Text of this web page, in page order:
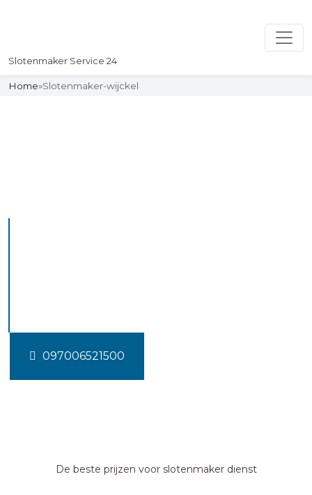
Slotenmaker Service 24
Home»Slotenmaker-wijckel
097006521500
De beste prijzen voor slotenmaker dienst